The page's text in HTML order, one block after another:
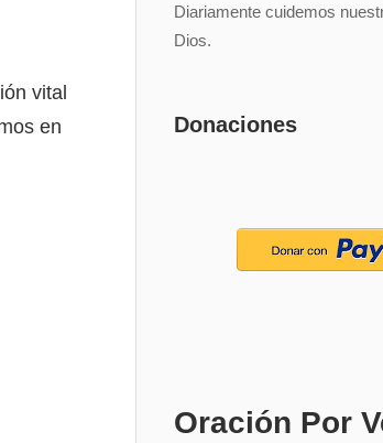
vital
en
Diariamente cuidemos
Dios.
Donaciones
Oración Por